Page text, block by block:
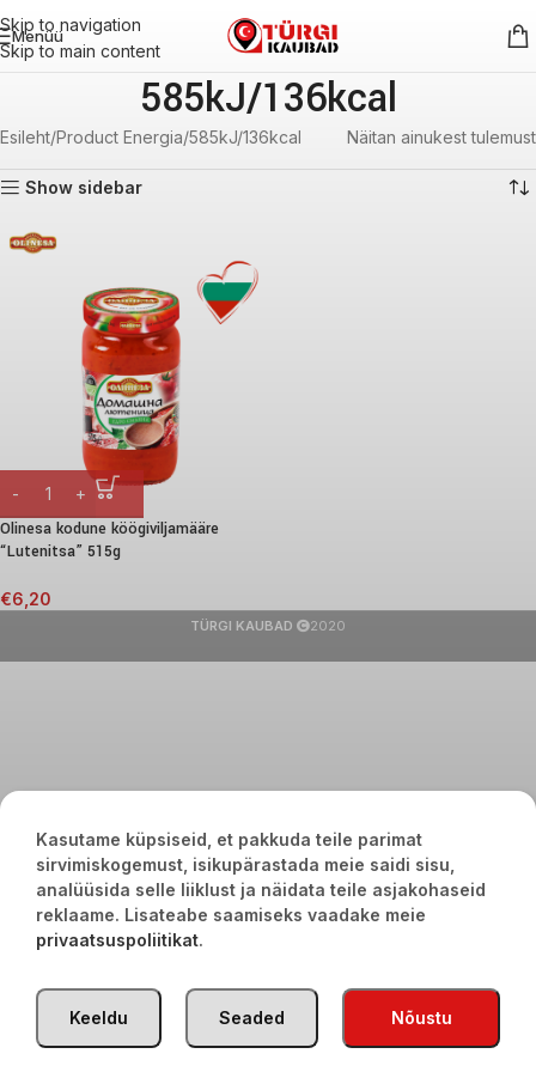
Skip to navigation
Skip to main content
Menüü
585kJ/136kcal
Esileht Product Energia 585kJ/136kcal Näitan ainukest tulemust
Show sidebar
Olinesa kodune köögiviljamääre
“Lutenitsa” 515g
€6,20
TÜRGI KAUBAD 2020
Kasutame küpsiseid, et pakkuda teile parimat
sirvimiskogemust, isikupärastada meie saidi sisu,
analüüsida selle liiklust ja näidata teile asjakohaseid
reklaame. Lisateabe saamiseks vaadake meie
privaatsuspoliitikat.
Nõustu
Seaded
Keeldu